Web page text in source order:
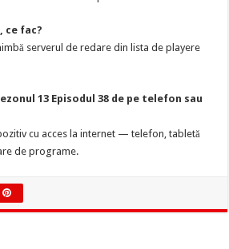
ce fac?
serverul de redare din lista de playere
13 Episodul 38 de pe telefon sau
cu acces la internet — telefon, tabletă
de programe.